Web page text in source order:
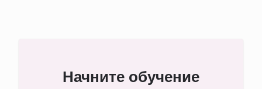
Начните обучение